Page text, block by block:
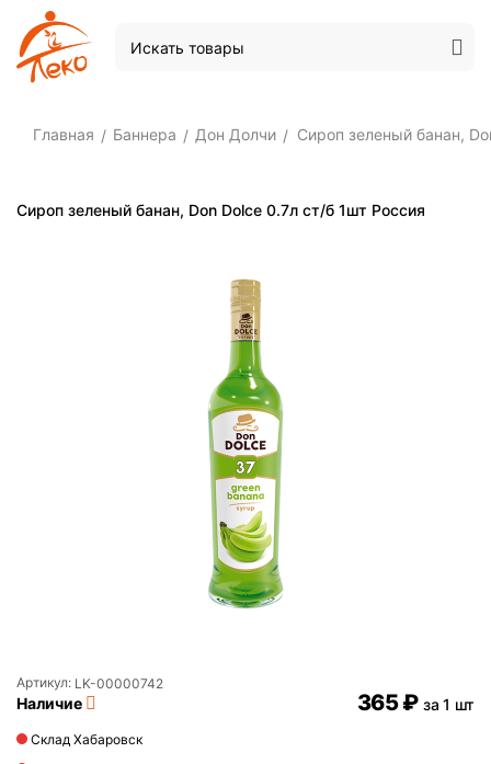
Главная / Баннера / Дон Долчи / Сироп зеленый банан,
Сироп зеленый банан, Don Dolce 0.7л ст/б 1шт Россия
Артикул: LK-00000742
Наличие
Склад Хабаровск
‍365‍₽ за 1 шт